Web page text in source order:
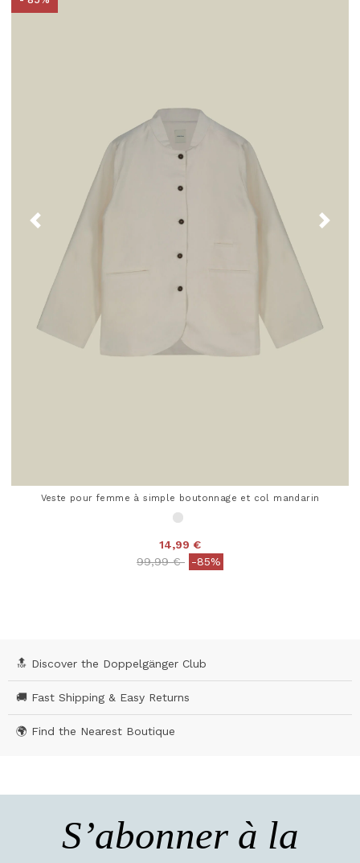
Veste pour femme à simple boutonnage et col mandarin
14,99 €
Price reduced from
99,99 €to-85%
🔝 Discover the Doppelgänger Club
🚚 Fast Shipping & Easy Returns
🌍 Find the Nearest Boutique
S’abonner à la